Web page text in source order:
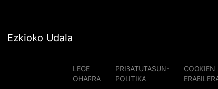
Ezkioko Udala
LEGE
OHARRA
PRIBATUTASUN-
POLITIKA
COOKIEN